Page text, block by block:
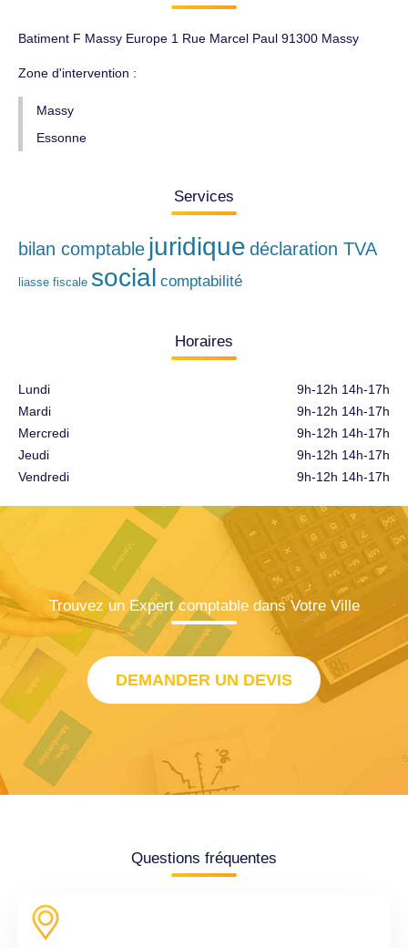
Batiment F Massy Europe 1 Rue Marcel Paul 91300 Massy
Zone d'intervention :
Massy
Essonne
Services
bilan comptable juridique déclaration TVA
liasse fiscale social comptabilité
Horaires
Lundi
Mardi
Mercredi
Jeudi
Vendredi
9h-12h 14h-17h
9h-12h 14h-17h
9h-12h 14h-17h
9h-12h 14h-17h
9h-12h 14h-17h
Trouvez un Expert comptable dans Votre Ville
DEMANDER UN DEVIS
Questions fréquentes